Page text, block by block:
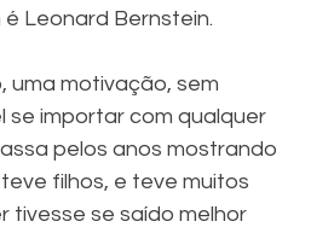
Leonard Bernstein.
uma motivação, sem
se importar com qualquer
pelos anos mostrando
filhos, e teve muitos
tivesse se saído melhor